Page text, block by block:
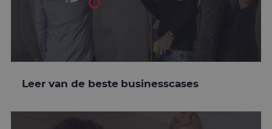
Leer van de beste businesscases